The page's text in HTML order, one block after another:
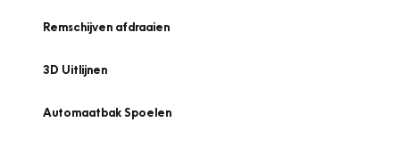
Remschijven afdraaien
3D Uitlijnen
Automaatbak Spoelen